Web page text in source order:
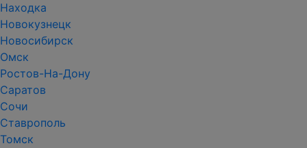
Находка
Новокузнецк
Новосибирск
Омск
Ростов-На-Дону
Саратов
Сочи
Ставрополь
Томск